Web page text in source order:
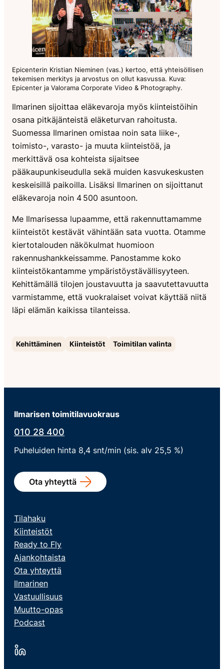
Epicenterin Kristian Nieminen (vas.) kertoo, että yhteisöllisen
tekemisen merkitys ja arvostus on ollut kasvussa. Kuva:
Epicenter ja Valorama Corporate Video & Photography.
Ilmarinen sijoittaa eläkevaroja myös kiinteistöihin
osana pitkäjänteistä eläketurvan rahoitusta.
Suomessa Ilmarinen omistaa noin sata liike-,
toimisto-, varasto- ja muuta kiinteistöä, ja
merkittävä osa kohteista sijaitsee
pääkaupunkiseudulla sekä muiden kasvukeskusten
keskeisillä paikoilla. Lisäksi Ilmarinen on sijoittanut
eläkevaroja noin 4 500 asuntoon.
Me Ilmarisessa lupaamme, että rakennuttamamme
kiinteistöt kestävät vähintään sata vuotta. Otamme
kiertotalouden näkökulmat huomioon
rakennushankkeissamme. Panostamme koko
kiinteistökantamme ympäristöystävällisyyteen.
Kehittämällä tilojen joustavuutta ja saavutettavuutta
varmistamme, että vuokralaiset voivat käyttää niitä
läpi elämän kaikissa tilanteissa.
Kehittäminen Kiinteistöt Toimitilan valinta
Ilmarisen toimitilavuokraus
010 28 400
Puheluiden hinta 8,4 snt/min (sis. alv 25,5 %)
Ota yhteyttä
Tilahaku
Kiinteistöt
Ready to Fly
Ajankohtaista
Ota yhteyttä
Ilmarinen
Vastuullisuus
Muutto-opas
Podcast